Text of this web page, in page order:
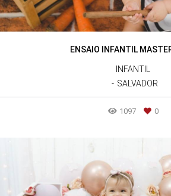
ENSAIO INFANTIL
INFANTIL
SALVADOR
1097 0